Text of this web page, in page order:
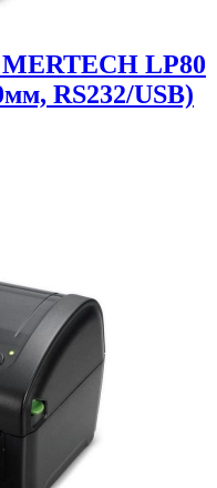
LP80
RS232/USB)